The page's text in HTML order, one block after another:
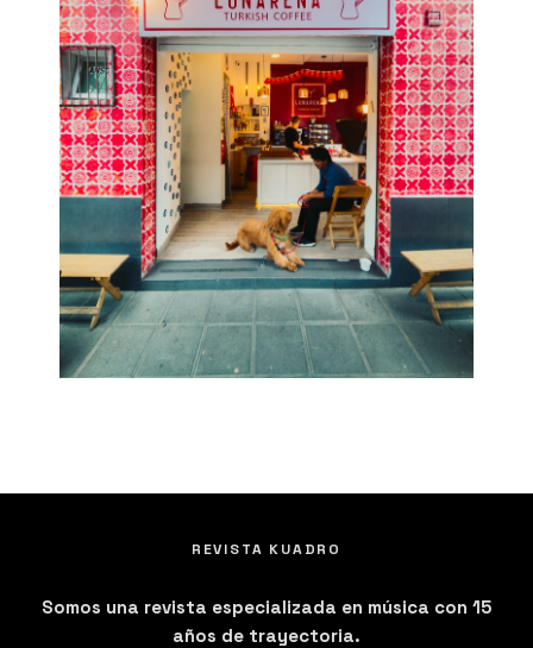
REVISTA KUADRO
Somos una revista especializada en música con 15
años de trayectoria.